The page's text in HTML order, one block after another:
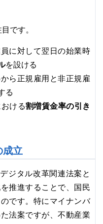
です。
に対して翌日の始業時
を設ける
ら正規雇用と非正規雇
る
ける割増賃金率の引き
成立
ジタル改革関連法案と
推進することで、国民
です。特にマイナンバ
法案ですが、不動産業